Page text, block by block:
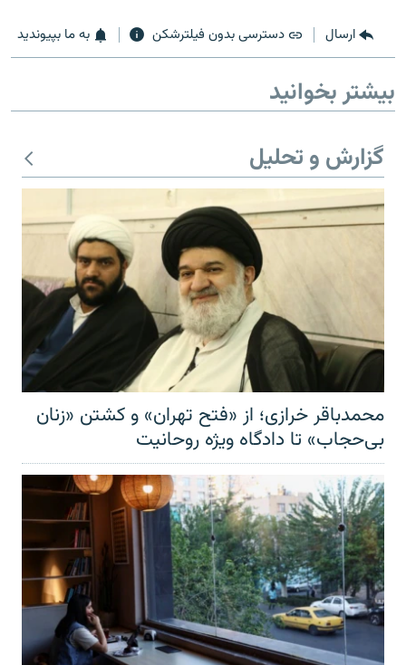
ارسال دسترسی بدون فیلترشکن به ما بپیوندید
بیشتر بخوانید
گزارش و تحلیل
محمدباقر خرازی؛ از «فتح تهران» و کشتن «زنان
بی‌حجاب» تا دادگاه ویژه روحانیت